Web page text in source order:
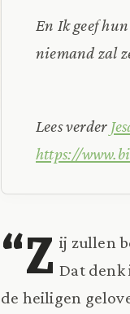
En Ik geef
niemand zal
Lees verder
https://
“Z ij zullen
Dat denk
de heiligen